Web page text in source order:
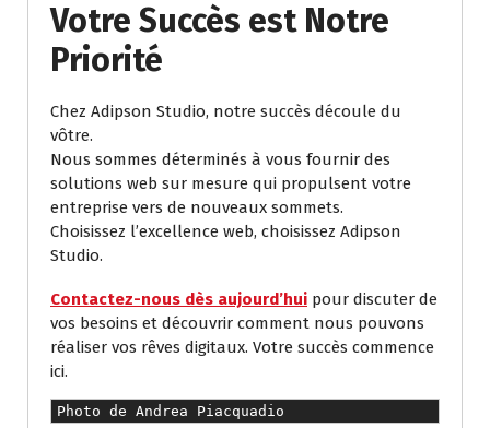
Votre Succès est Notre
Priorité
Chez Adipson Studio, notre succès découle du
vôtre.
Nous sommes déterminés à vous fournir des
solutions web sur mesure qui propulsent votre
entreprise vers de nouveaux sommets.
Choisissez l’excellence web, choisissez Adipson
Studio.
Contactez-nous dès aujourd’hui pour discuter de
vos besoins et découvrir comment nous pouvons
réaliser vos rêves digitaux. Votre succès commence
ici.
Photo de Andrea Piacquadio